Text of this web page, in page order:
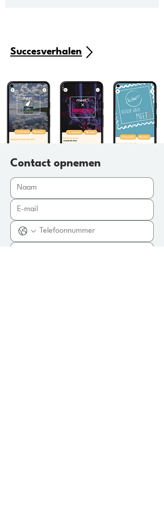
Succesverhalen
Contact opnemen